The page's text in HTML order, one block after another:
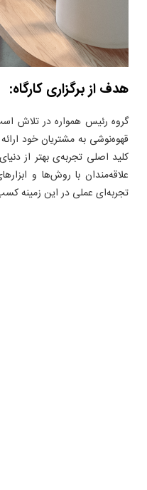
هدف از برگزاری کارگاه:
گروه رئیس همواره در تلاش
قهوه‌نوشی به مشتریان خود
کلید اصلی تجربه‌ی بهتر از
علاقه‌مندان با روش‌ها و
تجربه‌ای عملی در این زمینه